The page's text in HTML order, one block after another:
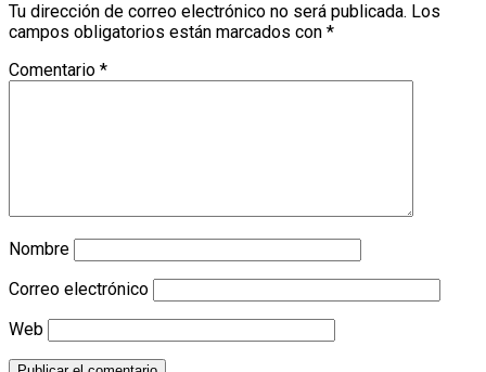
Tu dirección de correo electrónico no será publicada. Los
campos obligatorios están marcados con *
Comentario *
Nombre
Correo electrónico
Web